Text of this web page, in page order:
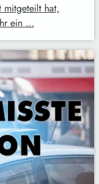
mitgeteilt hat,
ein …